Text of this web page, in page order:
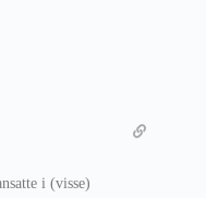
i (visse)